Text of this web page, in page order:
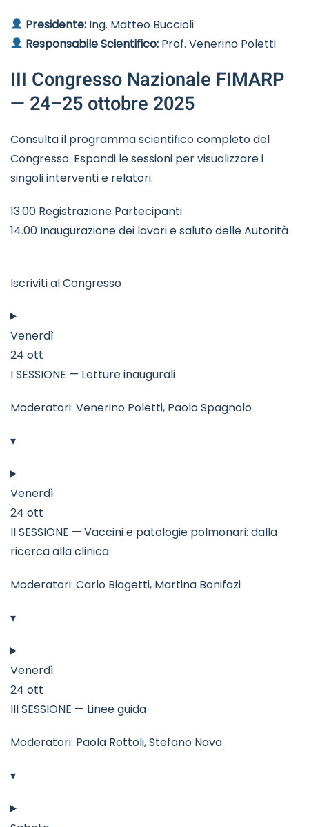
Presidente: Ing. Matteo Buccioli
Responsabile Scientifico: Prof. Venerino Poletti
III Congresso Nazionale FIMARP
— 24–25 ottobre 2025
Consulta il programma scientifico completo del
Congresso. Espandi le sessioni per visualizzare i
singoli interventi e relatori.
13.00 Registrazione Partecipanti
14.00 Inaugurazione dei lavori e saluto delle Autorità
Iscriviti al Congresso
Venerdì
24 ott
I SESSIONE — Letture inaugurali
Moderatori: Venerino Poletti, Paolo Spagnolo
▾
Venerdì
24 ott
II SESSIONE — Vaccini e patologie polmonari: dalla
ricerca alla clinica
Moderatori: Carlo Biagetti, Martina Bonifazi
▾
Venerdì
24 ott
III SESSIONE — Linee guida
Moderatori: Paola Rottoli, Stefano Nava
▾